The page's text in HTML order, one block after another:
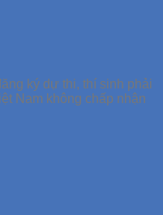
ký dự thi, thí sinh phải
Nam không chấp nhận